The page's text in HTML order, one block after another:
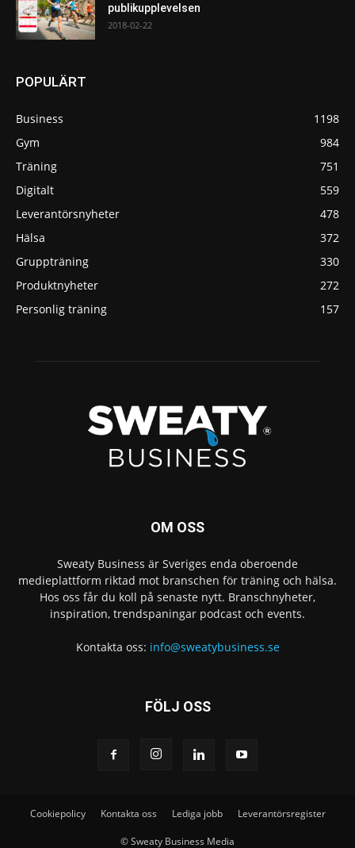
publikupplevelsen
2018-02-22
POPULÄRT
Business
1198
Gym
984
Träning
751
Digitalt
559
Leverantörsnyheter
478
Hälsa
372
Gruppträning
330
Produktnyheter
272
Personlig träning
157
OM OSS
Sweaty Business är Sveriges enda oberoende
medieplattform riktad mot branschen för träning och hälsa.
Hos oss får du koll på senaste nytt. Branschnyheter,
inspiration, trendspaningar podcast och events.
Kontakta oss: info@sweatybusiness.se
FÖLJ OSS
Cookiepolicy Kontakta oss Lediga jobb Leverantörsregister
© Sweaty Business Media